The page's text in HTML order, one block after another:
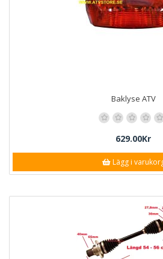
Baklyse ATV
629.00Kr
Lägg i